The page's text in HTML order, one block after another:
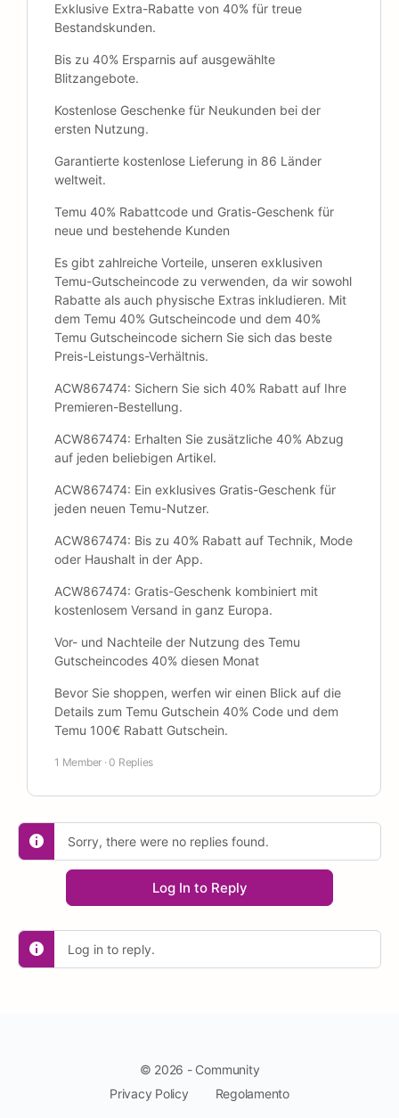
Exklusive Extra-Rabatte von 40% für treue
Bestandskunden.
Bis zu 40% Ersparnis auf ausgewählte
Blitzangebote.
Kostenlose Geschenke für Neukunden bei der
ersten Nutzung.
Garantierte kostenlose Lieferung in 86 Länder
weltweit.
Temu 40% Rabattcode und Gratis-Geschenk für
neue und bestehende Kunden
Es gibt zahlreiche Vorteile, unseren exklusiven
Temu-Gutscheincode zu verwenden, da wir sowohl
Rabatte als auch physische Extras inkludieren. Mit
dem Temu 40% Gutscheincode und dem 40%
Temu Gutscheincode sichern Sie sich das beste
Preis-Leistungs-Verhältnis.
ACW867474: Sichern Sie sich 40% Rabatt auf Ihre
Premieren-Bestellung.
ACW867474: Erhalten Sie zusätzliche 40% Abzug
auf jeden beliebigen Artikel.
ACW867474: Ein exklusives Gratis-Geschenk für
jeden neuen Temu-Nutzer.
ACW867474: Bis zu 40% Rabatt auf Technik, Mode
oder Haushalt in der App.
ACW867474: Gratis-Geschenk kombiniert mit
kostenlosem Versand in ganz Europa.
Vor- und Nachteile der Nutzung des Temu
Gutscheincodes 40% diesen Monat
Bevor Sie shoppen, werfen wir einen Blick auf die
Details zum Temu Gutschein 40% Code und dem
Temu 100€ Rabatt Gutschein.
1 Member ·0 Replies
Sorry, there were no replies found.
Log In to Reply
Log in to reply.
© 2026 - Community
Privacy Policy
Regolamento